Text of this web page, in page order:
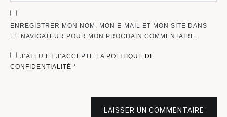
ENREGISTRER MON NOM, MON E-MAIL ET MON SITE DANS
LE NAVIGATEUR POUR MON PROCHAIN COMMENTAIRE.
J’AI LU ET J’ACCEPTE LA POLITIQUE DE
CONFIDENTIALITÉ *
LAISSER UN COMMENTAIRE